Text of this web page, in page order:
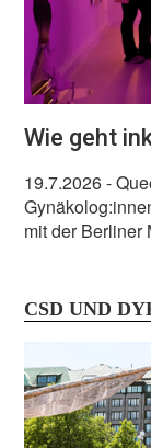
Wie geht
19.7.2026-
mit der Berliner
CSD UND